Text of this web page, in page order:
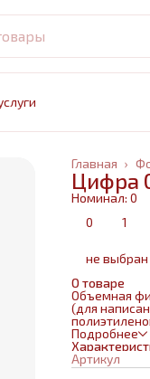
Главная ›
Цифра
Номинал: 0
0
1
не выбран
О товаре
Объемная
(для
дней.
Подробнее
Артикул